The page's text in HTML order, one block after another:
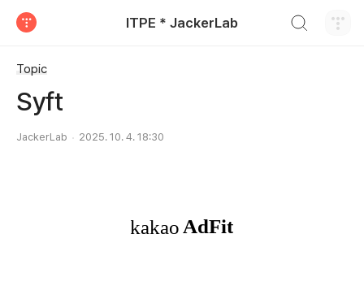
ITPE * JackerLab
Topic
Syft
JackerLab 2025. 10. 4. 18:30